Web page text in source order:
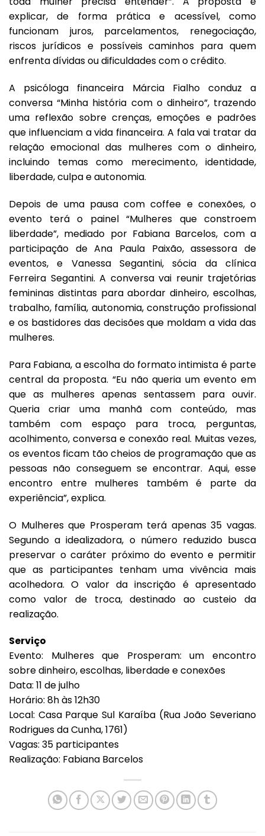
explicar, de forma prática e acessível, como
funcionam juros, parcelamentos, renegociação,
riscos jurídicos e possíveis caminhos para quem
enfrenta dívidas ou dificuldades com o crédito.
A psicóloga financeira Márcia Fialho conduz a
conversa “Minha história com o dinheiro”, trazendo
uma reflexão sobre crenças, emoções e padrões
que influenciam a vida financeira. A fala vai tratar da
relação emocional das mulheres com o dinheiro,
incluindo temas como merecimento, identidade,
liberdade, culpa e autonomia.
Depois de uma pausa com coffee e conexões, o
evento terá o painel “Mulheres que constroem
liberdade”, mediado por Fabiana Barcelos, com a
participação de Ana Paula Paixão, assessora de
eventos, e Vanessa Segantini, sócia da clínica
Ferreira Segantini. A conversa vai reunir trajetórias
femininas distintas para abordar dinheiro, escolhas,
trabalho, família, autonomia, construção profissional
e os bastidores das decisões que moldam a vida das
mulheres.
Para Fabiana, a escolha do formato intimista é parte
central da proposta. “Eu não queria um evento em
que as mulheres apenas sentassem para ouvir.
Queria criar uma manhã com conteúdo, mas
também com espaço para troca, perguntas,
acolhimento, conversa e conexão real. Muitas vezes,
os eventos ficam tão cheios de programação que as
pessoas não conseguem se encontrar. Aqui, esse
encontro entre mulheres também é parte da
experiência”, explica.
O Mulheres que Prosperam terá apenas 35 vagas.
Segundo a idealizadora, o número reduzido busca
preservar o caráter próximo do evento e permitir
que as participantes tenham uma vivência mais
acolhedora. O valor da inscrição é apresentado
como valor de troca, destinado ao custeio da
realização.
Serviço
Evento: Mulheres que Prosperam: um encontro
sobre dinheiro, escolhas, liberdade e conexões
Data: 11 de julho
Horário: 8h às 12h30
Local: Casa Parque Sul Karaíba (Rua João Severiano
Rodrigues da Cunha, 1761)
Vagas: 35 participantes
Realização: Fabiana Barcelos